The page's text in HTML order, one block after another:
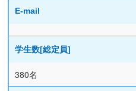
E-mail
学生数[総定員]
380名